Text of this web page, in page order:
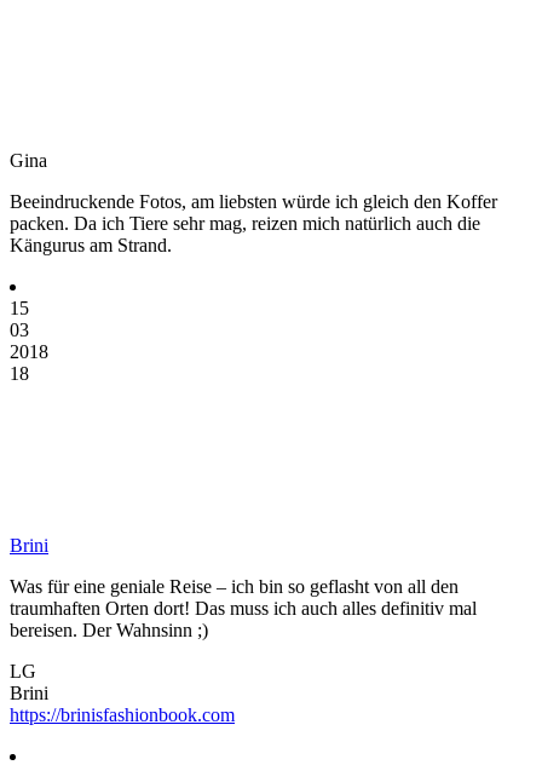
Gina
Beeindruckende Fotos, am liebsten würde ich gleich den Koffer
packen. Da ich Tiere sehr mag, reizen mich natürlich auch die
Kängurus am Strand.
15
03
2018
18
Brini
Was für eine geniale Reise – ich bin so geflasht von all den
traumhaften Orten dort! Das muss ich auch alles definitiv mal
bereisen. Der Wahnsinn ;)
LG
Brini
https://brinisfashionbook.com